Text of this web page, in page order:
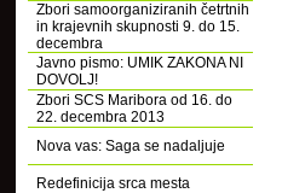
Zbori samoorganiziranih četrtnih
in krajevnih skupnosti 9. do 15.
decembra
Javno pismo: UMIK ZAKONA NI
DOVOLJ!
Zbori SCS Maribora od 16. do
22. decembra 2013
Nova vas: Saga se nadaljuje
Redefinicija srca mesta